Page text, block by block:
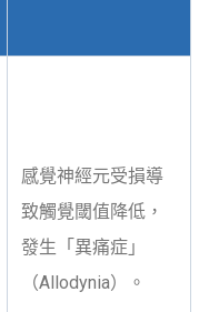
感覺神經元受損導
致觸覺閾值降低，
發生「異痛症」
（Allodynia）。